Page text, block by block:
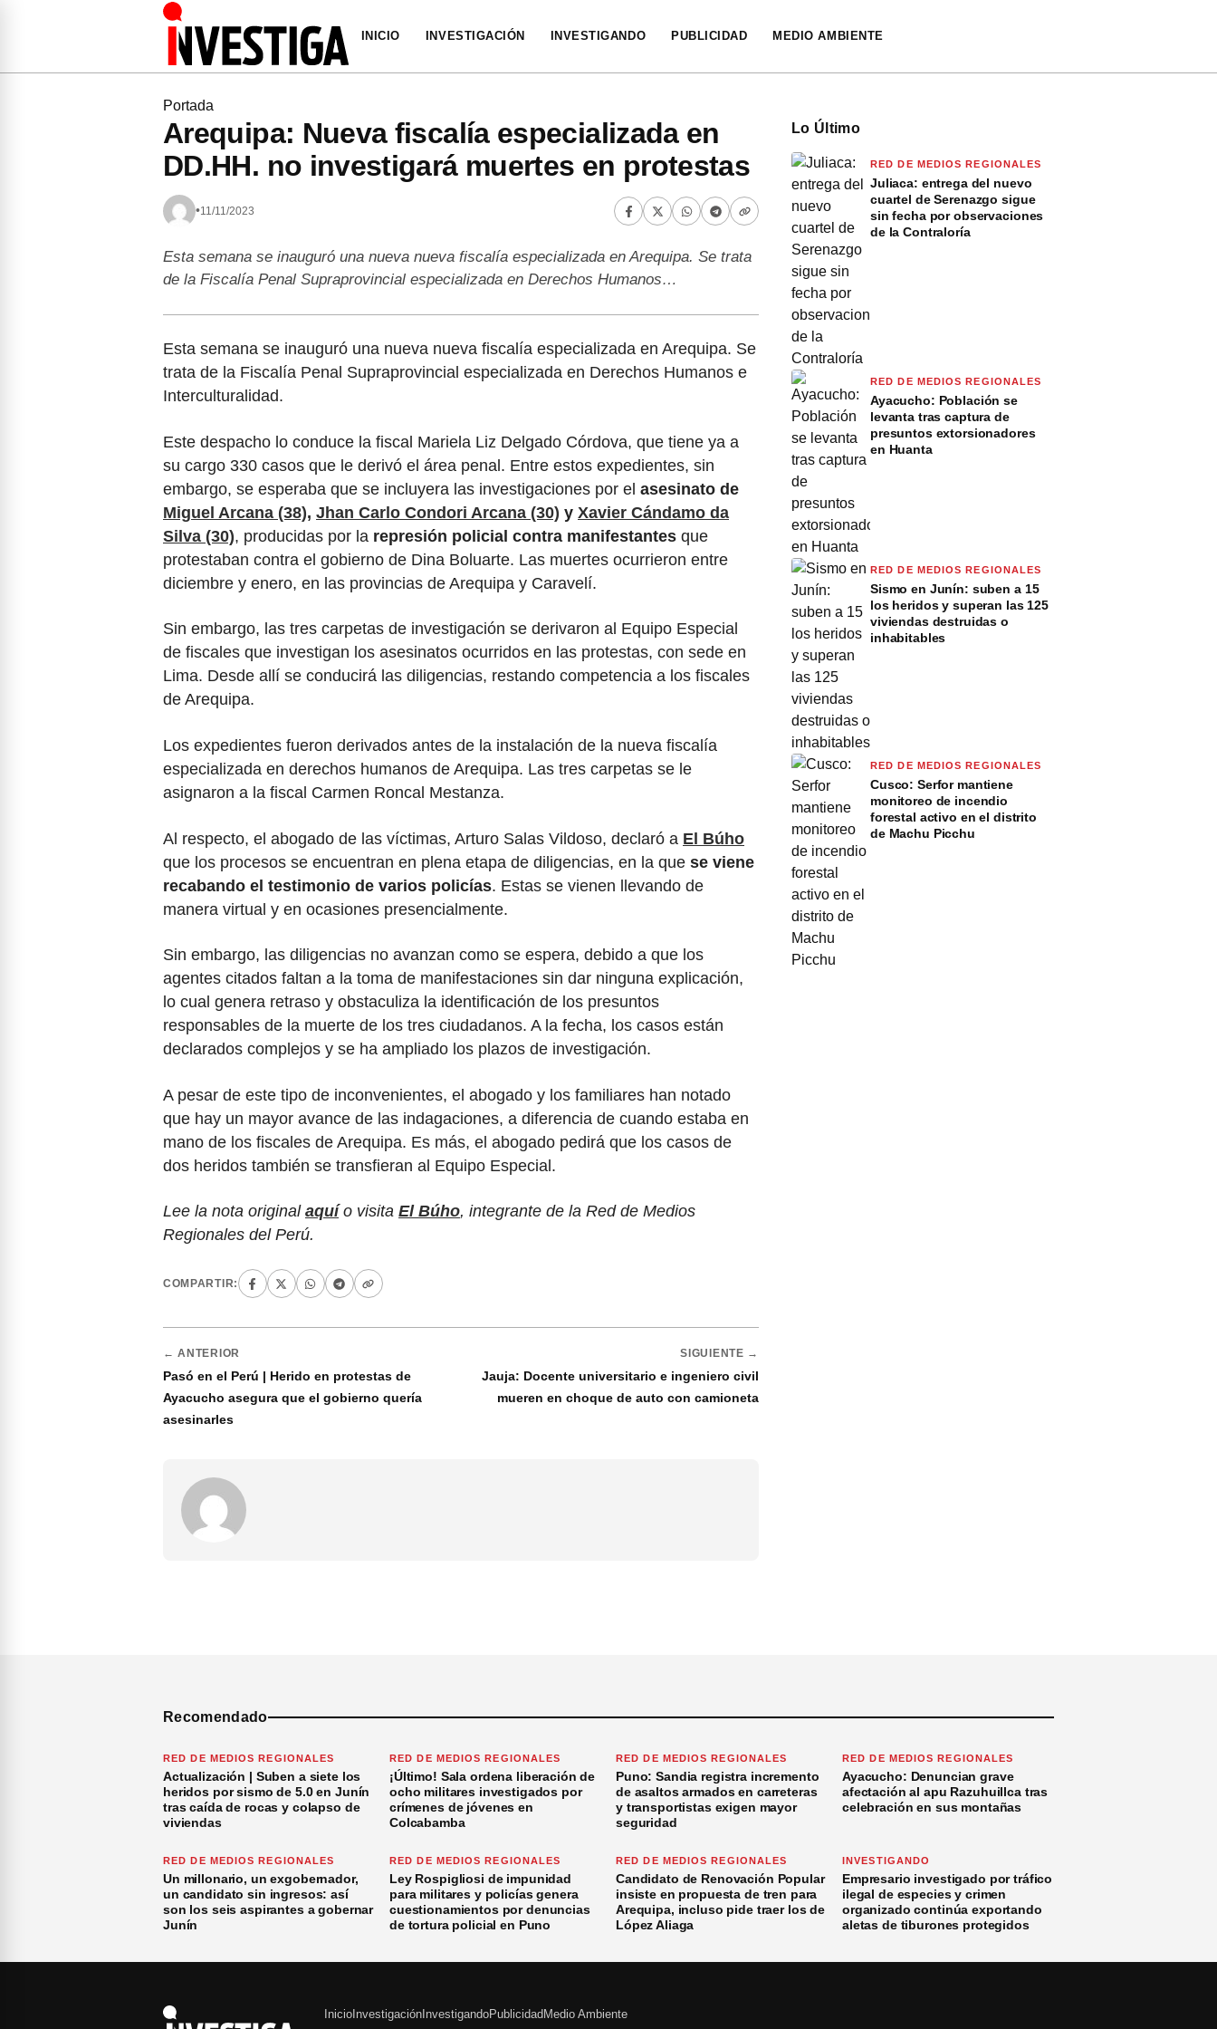
INICIO INVESTIGACIÓN INVESTIGANDO PUBLICIDAD MEDIO AMBIENTE
Portada
Arequipa: Nueva fiscalía especializada en
DD.HH. no investigará muertes en protestas
•11/11/2023
Esta semana se inauguró una nueva nueva fiscalía especializada en Arequipa. Se trata
de la Fiscalía Penal Supraprovincial especializada en Derechos Humanos…
Esta semana se inauguró una nueva nueva fiscalía especializada en Arequipa. Se
trata de la Fiscalía Penal Supraprovincial especializada en Derechos Humanos e
Interculturalidad.
Este despacho lo conduce la fiscal Mariela Liz Delgado Córdova, que tiene ya a
su cargo 330 casos que le derivó el área penal. Entre estos expedientes, sin
embargo, se esperaba que se incluyera las investigaciones por el asesinato de
Miguel Arcana (38), Jhan Carlo Condori Arcana (30) y Xavier Cándamo da
Silva (30), producidas por la represión policial contra manifestantes que
protestaban contra el gobierno de Dina Boluarte. Las muertes ocurrieron entre
diciembre y enero, en las provincias de Arequipa y Caravelí.
Sin embargo, las tres carpetas de investigación se derivaron al Equipo Especial
de fiscales que investigan los asesinatos ocurridos en las protestas, con sede en
Lima. Desde allí se conducirá las diligencias, restando competencia a los fiscales
de Arequipa.
Los expedientes fueron derivados antes de la instalación de la nueva fiscalía
especializada en derechos humanos de Arequipa. Las tres carpetas se le
asignaron a la fiscal Carmen Roncal Mestanza.
Al respecto, el abogado de las víctimas, Arturo Salas Vildoso, declaró a El Búho
que los procesos se encuentran en plena etapa de diligencias, en la que se viene
recabando el testimonio de varios policías. Estas se vienen llevando de
manera virtual y en ocasiones presencialmente.
Sin embargo, las diligencias no avanzan como se espera, debido a que los
agentes citados faltan a la toma de manifestaciones sin dar ninguna explicación,
lo cual genera retraso y obstaculiza la identificación de los presuntos
responsables de la muerte de los tres ciudadanos. A la fecha, los casos están
declarados complejos y se ha ampliado los plazos de investigación.
A pesar de este tipo de inconvenientes, el abogado y los familiares han notado
que hay un mayor avance de las indagaciones, a diferencia de cuando estaba en
mano de los fiscales de Arequipa. Es más, el abogado pedirá que los casos de
dos heridos también se transfieran al Equipo Especial.
Lee la nota original aquío visita El Búho, integrante de la Red de Medios
Regionales del Perú.
COMPARTIR:
← ANTERIOR
Pasó en el Perú | Herido en protestas de
Ayacucho asegura que el gobierno quería
asesinarles
SIGUIENTE →
Jauja: Docente universitario e ingeniero civil
mueren en choque de auto con camioneta
Lo Último
RED DE MEDIOS REGIONALES
Juliaca: entrega del nuevo
cuartel de Serenazgo sigue
sin fecha por observaciones
de la Contraloría
RED DE MEDIOS REGIONALES
Ayacucho: Población se
levanta tras captura de
presuntos extorsionadores
en Huanta
RED DE MEDIOS REGIONALES
Sismo en Junín: suben a 15
los heridos y superan las 125
viviendas destruidas o
inhabitables
RED DE MEDIOS REGIONALES
Cusco: Serfor mantiene
monitoreo de incendio
forestal activo en el distrito
de Machu Picchu
Recomendado
RED DE MEDIOS REGIONALES
Actualización | Suben a siete los
heridos por sismo de 5.0 en Junín
tras caída de rocas y colapso de
viviendas
RED DE MEDIOS REGIONALES
¡Último! Sala ordena liberación de
ocho militares investigados por
crímenes de jóvenes en
Colcabamba
RED DE MEDIOS REGIONALES
Puno: Sandia registra incremento
de asaltos armados en carreteras
y transportistas exigen mayor
seguridad
RED DE MEDIOS REGIONALES
Ayacucho: Denuncian grave
afectación al apu Razuhuillca tras
celebración en sus montañas
RED DE MEDIOS REGIONALES
Un millonario, un exgobernador,
un candidato sin ingresos: así
son los seis aspirantes a gobernar
Junín
RED DE MEDIOS REGIONALES
Ley Rospigliosi de impunidad
para militares y policías genera
cuestionamientos por denuncias
de tortura policial en Puno
RED DE MEDIOS REGIONALES
Candidato de Renovación Popular
insiste en propuesta de tren para
Arequipa, incluso pide traer los de
López Aliaga
INVESTIGANDO
Empresario investigado por tráfico
ilegal de especies y crimen
organizado continúa exportando
aletas de tiburones protegidos
Inicio Investigación InvestigandoPublicidad Medio Ambiente